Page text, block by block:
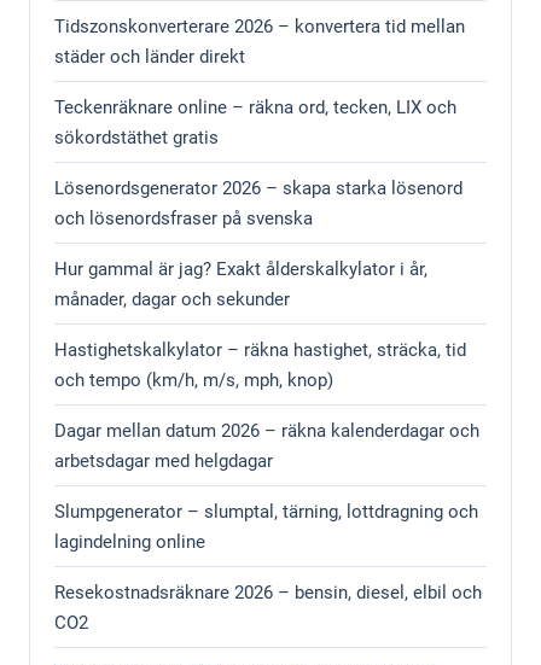
Tidszonskonverterare 2026 – konvertera tid mellan
städer och länder direkt
Teckenräknare online – räkna ord, tecken, LIX och
sökordstäthet gratis
Lösenordsgenerator 2026 – skapa starka lösenord
och lösenordsfraser på svenska
Hur gammal är jag? Exakt ålderskalkylator i år,
månader, dagar och sekunder
Hastighetskalkylator – räkna hastighet, sträcka, tid
och tempo (km/h, m/s, mph, knop)
Dagar mellan datum 2026 – räkna kalenderdagar och
arbetsdagar med helgdagar
Slumpgenerator – slumptal, tärning, lottdragning och
lagindelning online
Resekostnadsräknare 2026 – bensin, diesel, elbil och
CO2